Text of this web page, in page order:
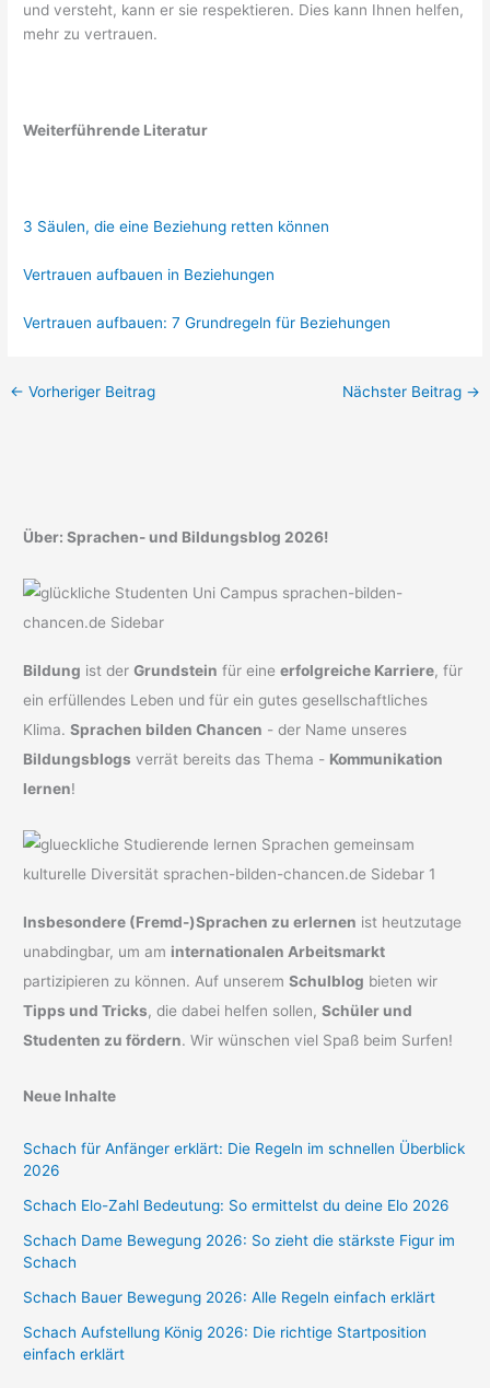
und versteht, kann er sie respektieren. Dies kann Ihnen helfen,
mehr zu vertrauen.
Weiterführende Literatur
3 Säulen, die eine Beziehung retten können
Vertrauen aufbauen in Beziehungen
Vertrauen aufbauen: 7 Grundregeln für Beziehungen
← Vorheriger Beitrag Nächster Beitrag →
Über: Sprachen- und Bildungsblog 2026!
Bildung ist derGrundstein für eineerfolgreiche Karriere, für
ein erfüllendes Leben und für ein gutes gesellschaftliches
Klima.Sprachen bilden Chancen - der Name unseres
Bildungsblogs verrät bereits das Thema - Kommunikation
lernen!
Insbesondere (Fremd-)Sprachen zu erlernen ist heutzutage
unabdingbar, um am internationalen Arbeitsmarkt
partizipieren zu können. Auf unseremSchulblog bieten wir
Tipps und Tricks, die dabei helfen sollen,Schüler und
Studenten zu fördern. Wir wünschen viel Spaß beim Surfen!
Neue Inhalte
Schach für Anfänger erklärt: Die Regeln im schnellen Überblick
2026
Schach Elo-Zahl Bedeutung: So ermittelst du deine Elo 2026
Schach Dame Bewegung 2026: So zieht die stärkste Figur im
Schach
Schach Bauer Bewegung 2026: Alle Regeln einfach erklärt
Schach Aufstellung König 2026: Die richtige Startposition
einfach erklärt